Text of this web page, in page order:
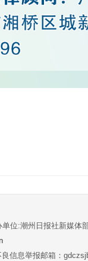
位:潮州日报社新媒体
信息举报邮箱：